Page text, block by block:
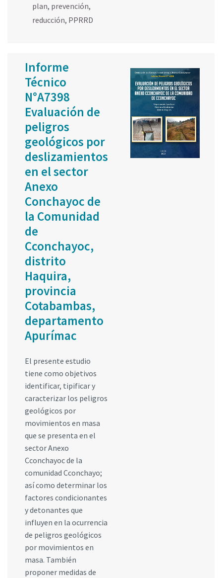
plan, prevención,
reducción, PPRRD
Informe
Técnico
N°A7398
Evaluación de
peligros
geológicos por
deslizamientos
en el sector
Anexo
Conchayoc de
la Comunidad
de
Cconchayoc,
distrito
Haquira,
provincia
Cotabambas,
departamento
Apurímac
El presente estudio
tiene como objetivos
identificar, tipificar y
caracterizar los peligros
geológicos por
movimientos en masa
que se presenta en el
sector Anexo
Cconchayoc de la
comunidad Cconchayo;
así como determinar los
factores condicionantes
y detonantes que
influyen en la ocurrencia
de peligros geológicos
por movimientos en
masa. También
proponer medidas de